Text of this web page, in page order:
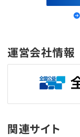
運営会社情報
関連サイト